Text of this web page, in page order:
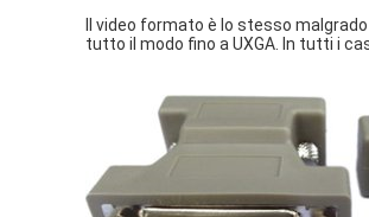
Il video formato è lo stesso
tutto il modo fino a UXGA. In tutti i